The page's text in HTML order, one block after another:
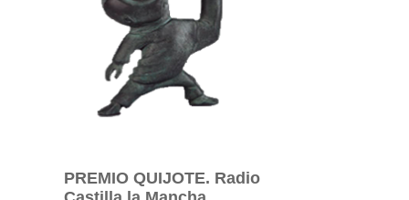
PREMIO QUIJOTE. Radio